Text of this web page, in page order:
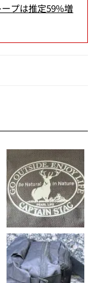
プは推定59%増